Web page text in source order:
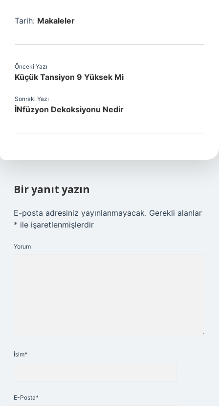
Tarih: Makaleler
Önceki Yazı
Küçük Tansiyon 9 Yüksek Mi
Sonraki Yazı
İNfüzyon Dekoksiyonu Nedir
Bir yanıt yazın
E-posta adresiniz yayınlanmayacak. Gerekli alanlar
* ile işaretlenmişlerdir
Yorum
İsim*
E-Posta*